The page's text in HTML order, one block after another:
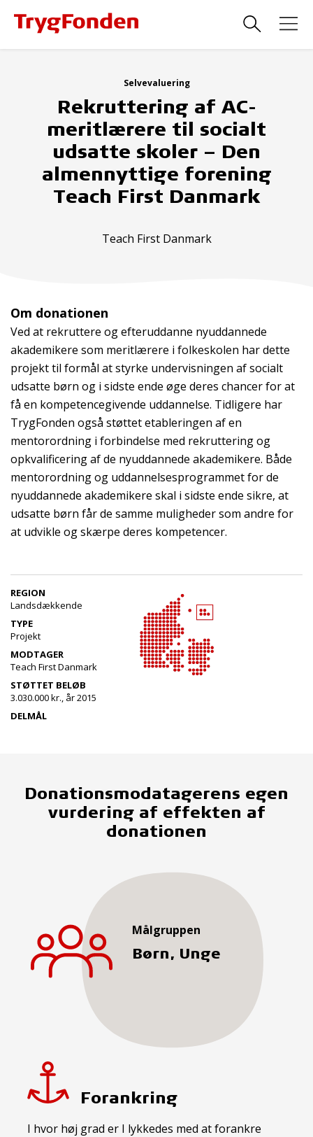
Selvevaluering
Rekruttering af AC-
meritlærere til socialt
udsatte skoler – Den
almennyttige forening
Teach First Danmark
Teach First Danmark
Om donationen
Ved at rekruttere og efteruddanne nyuddannede
akademikere som meritlærere i folkeskolen har dette
projekt til formål at styrke undervisningen af socialt
udsatte børn og i sidste ende øge deres chancer for at
få en kompetencegivende uddannelse. Tidligere har
TrygFonden også støttet etableringen af en
mentorordning i forbindelse med rekruttering og
opkvalificering af de nyuddannede akademikere. Både
mentorordning og uddannelsesprogrammet for de
nyuddannede akademikere skal i sidste ende sikre, at
udsatte børn får de samme muligheder som andre for
at udvikle og skærpe deres kompetencer.
REGION
Landsdækkende
TYPE
Projekt
MODTAGER
Teach First Danmark
STØTTET BELØB
3.030.000 kr., år 2015
DELMÅL
Donationsmodatagerens egen
vurdering af effekten af
donationen
Målgruppen
Børn, Unge
Forankring
I hvor høj grad er I lykkedes med at forankre